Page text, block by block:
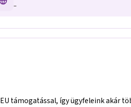
–
támogatással, így ügyfeleink